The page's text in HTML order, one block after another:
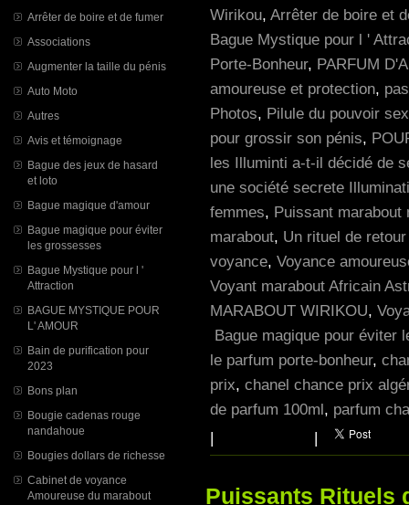
Arrêter de boire et de fumer
Associations
Augmenter la taille du pénis
Auto Moto
Autres
Avis et témoignage
Bague des jeux de hasard
et loto
Bague magique d'amour
Bague magique pour éviter
les grossesses
Bague Mystique pour l '
Attraction
BAGUE MYSTIQUE POUR
L' AMOUR
Bain de purification pour
2023
Bons plan
Bougie cadenas rouge
nandahoue
Bougies dollars de richesse
Cabinet de voyance
Amoureuse du marabout
Wirikou, Arrêter de boire et
Bague Mystique pour l '
Porte-Bonheur, PARFUM
amoureuse et protection,
Photos, Pilule du pouvoir
pour grossir son pénis,
les Illuminti a-t-il décidé de
une société secrete Illuminati
femmes, Puissant
marabout, Un rituel de
voyance, Voyance
Voyant marabout Africain
MARABOUT WIRIKOU,
Bague magique pour éviter
le parfum porte-bonheur,
prix, chanel chance prix
de parfum 100ml, parfum
|
|
Puissants Rituels